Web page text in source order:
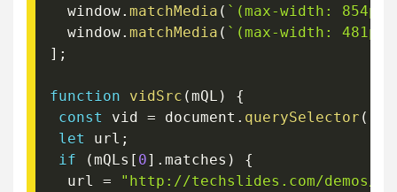
  window
. matchMedia ( ` (max-width: 854px)
  window
. matchMedia ( ` (max-width: 481px)
] ;
function vidSrc (mQL )
{
const
vid = document . querySelector (
let
url ;
if
(mQLs [ 0] . matches )
{
  url
=
"http://techslides.com/demos/